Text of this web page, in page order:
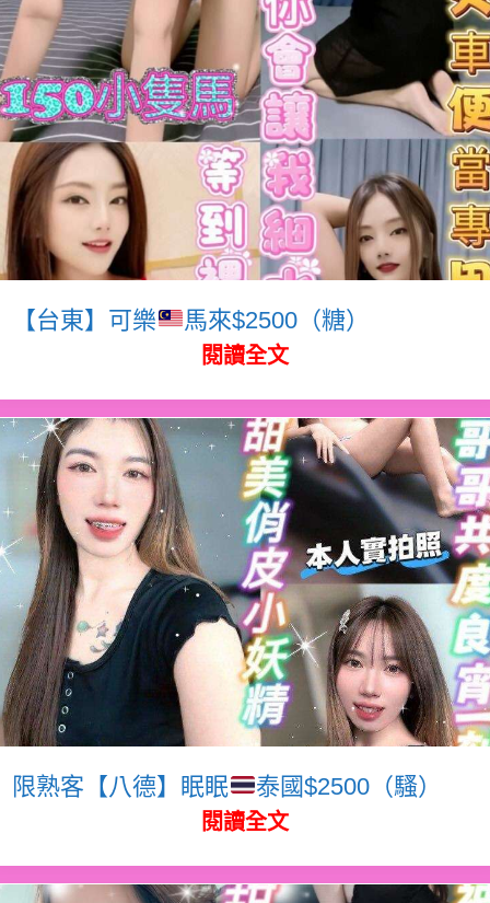
【台東】可樂 馬來$2500（糖）
閱讀全文
限熟客【八德】眠眠 泰國$2500（騷）
閱讀全文